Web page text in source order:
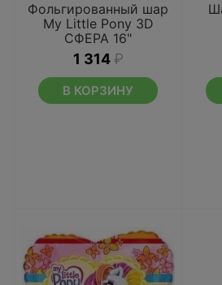
Фольгированный шар
My Little Pony 3D
СФЕРА 16"
1 314 ₽
В КОРЗИНУ